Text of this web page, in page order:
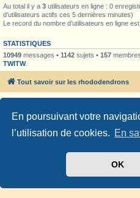
En poursuivant votre
l’utilisation de cookies. En
OK
Au total il y a 3 utilisateurs en ligne : 0
d’utilisateurs actifs ces 5 dernières minutes)
Le record du nombre d’utilisateurs en ligne
STATISTIQUES
10949 messages • 1142 sujets • 157
TWITW.
Tout savoir sur les rhododendrons
Traduit par